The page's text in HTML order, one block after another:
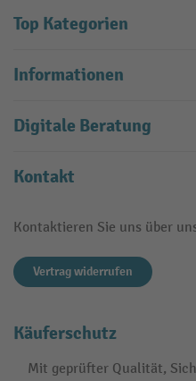
Top Kategorien
Informationen
Digitale Beratung
Kontakt
Kontaktieren Sie uns über
Vertrag widerrufen
Käuferschutz
Mit geprüfter Qualität,